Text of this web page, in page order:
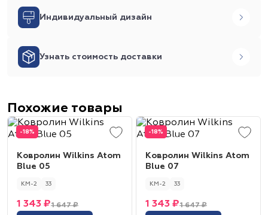
Индивидуальный дизайн
Узнать стоимость доставки
Похожие товары
-18%
Ковролин Wilkins Atom
Blue 05
КМ-2 33
1 647 ₽
1 343 ₽
-18%
Ковролин Wilkins Atom
Blue 07
КМ-2 33
1 647 ₽
1 343 ₽